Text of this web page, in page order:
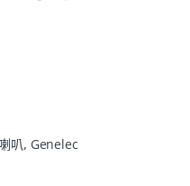
叭, Genelec